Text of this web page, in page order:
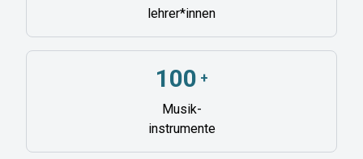
lehrer*innen
100 +
Musik-
instrumente